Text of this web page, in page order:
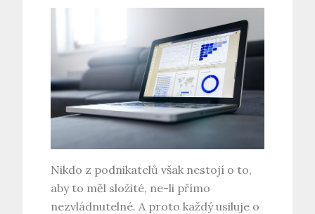
Nikdo z podnikatelů však nestojí o to,
aby to měl složité, ne-li přímo
nezvládnutelné. A proto každý usiluje o